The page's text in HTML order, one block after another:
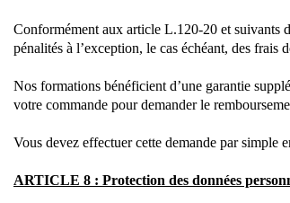
Conformément aux article L.120-20 et suivants
pénalités à l’exception, le cas échéant, des
Nos formations bénéficient d’une garantie
votre commande pour demander le
Vous devez effectuer cette demande par simple
ARTICLE 8 : Protection des données